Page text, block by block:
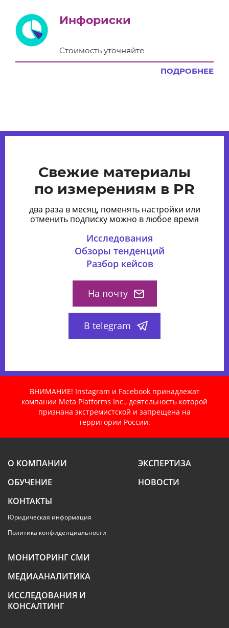
Инфориски
Стоимость уточняйте
ПОДРОБНЕЕ
Свежие материалы
по измерениям в PR
два раза в месяц, поменять настройки или
отменить подписку можно в любое время
Исследования
Обзоры тенденций
Разбор кейсов
На почту
В telegram
ВНИМАНИЕ! Instagram и Facebook принадлежат
компании Meta Platforms Inc., деятельность которой
признана экстремистской и запрещена на
территории России.
О КОМПАНИИ
ЭКСПЕРТИЗА
ОБУЧЕНИЕ
НОВОСТИ
КОНТАКТЫ
Юридическая информация
Политика конфиденциальности
МОНИТОРИНГ СМИ
МЕДИААНАЛИТИКА
ИССЛЕДОВАНИЯ И
КОНСАЛТИНГ